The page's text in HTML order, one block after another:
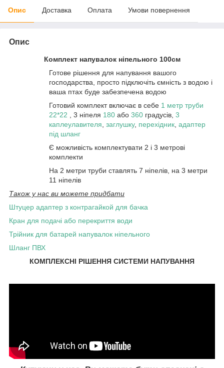
Опис Доставка Оплата Умови повернення
Опис
Комплект напувалок ніпельного 100см
Готове рішення для напування вашого
господарства, просто підключіть ємність з водою і
ваша птах буде забезпечена водою
Готовий комплект включає в себе 1 метр труби
22*22 , 3 ніпеля 180 або 360 градусів, 3
каплеулавителя заглушку, перехідник адаптер
під шланг
Є можливість комплектувати 2 і 3 метрові
комплекти
На 2 метри труби ставлять 7 ніпелів, на 3 метри
11 ніпелів
Також у нас ви можете придбати
Штуцер адаптер з контрагайкой для бачка
Кран для подачі або перекриття води
Трійник для батарей напувалок ніпельного
Шланг ПВХ
КОМПЛЕКСНІ РІШЕННЯ СИСТЕМИ НАПУВАННЯ